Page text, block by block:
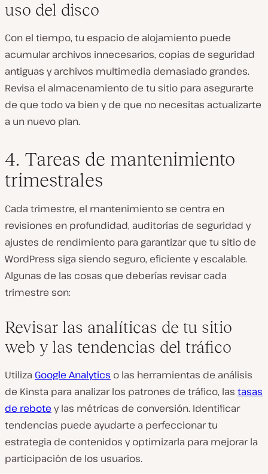
uso del disco
Con el tiempo, tu espacio de alojamiento puede
acumular archivos innecesarios, copias de seguridad
antiguas y archivos multimedia demasiado grandes.
Revisa el almacenamiento de tu sitio para asegurarte
de que todo va bien y de que no necesitas actualizarte
a un nuevo plan.
4. Tareas de mantenimiento
trimestrales
Cada trimestre, el mantenimiento se centra en
revisiones en profundidad, auditorías de seguridad y
ajustes de rendimiento para garantizar que tu sitio de
WordPress siga siendo seguro, eficiente y escalable.
Algunas de las cosas que deberías revisar cada
trimestre son:
Revisar las analíticas de tu sitio
web y las tendencias del tráfico
Utiliza Google Analytics o las herramientas de análisis
de Kinsta para analizar los patrones de tráfico, las tasas
de rebote y las métricas de conversión. Identificar
tendencias puede ayudarte a perfeccionar tu
estrategia de contenidos y optimizarla para mejorar la
participación de los usuarios.